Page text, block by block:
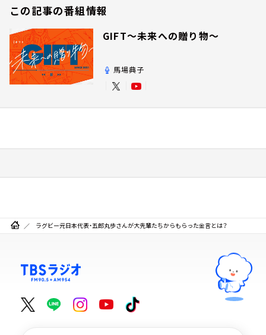
この記事の番組情報
GIFT～未来への贈り物～
馬場典子
ラグビー元日本代表・五郎丸歩さんが大先輩たちからもらった金言とは？